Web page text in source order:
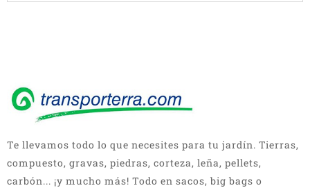
Te llevamos todo lo que necesites para tu jardín. Tierras,
compuesto, gravas, piedras, corteza, leña, pellets,
carbón... ¡y mucho más! Todo en sacos, big bags o